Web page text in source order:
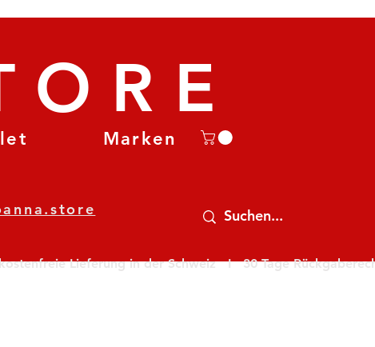
Marken
Lieferung in der Schweiz   I   30 Tage